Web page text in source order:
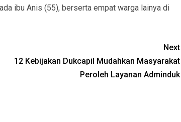
ibu Anis (55), berserta empat warga lainya di
Next
12 Kebijakan Dukcapil Mudahkan Masyarakat
Peroleh Layanan Adminduk